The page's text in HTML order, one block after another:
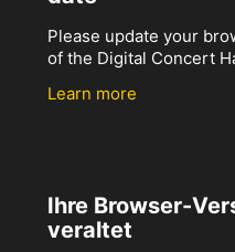
Please update your
of the Digital Concert
Learn more
Ihre Browser-
veraltet